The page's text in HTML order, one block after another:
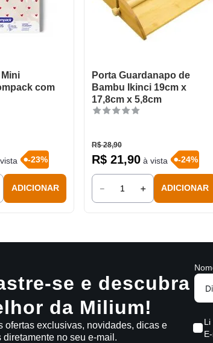
com
-23%
ADICIONAR
Porta Guardanapo de
Bambu Ikinci 19cm x
17,8cm x 5,8cm
R$ 28,90
R$ 21,90à vista -24%
＋
－ ADICIONAR
se e descubra
da Milium!
ofertas exclusivas, novidades, dicas e
diretamente no seu e-mail.
Li